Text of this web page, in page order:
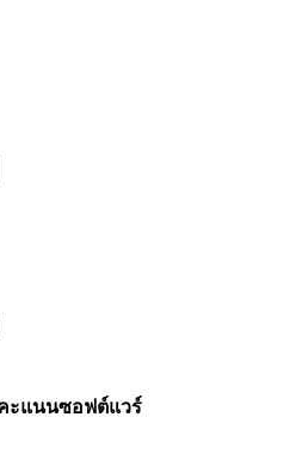
ะแนนซอฟต์แวร์